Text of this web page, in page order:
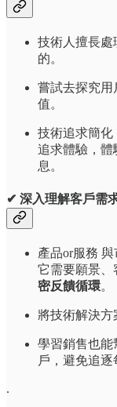
技術人擅長處
的。
嘗試去探究用
值。
技術追求簡化
追求體驗，體
息。
✔ 深入理解客戶需
產品or服務
它需要願景、
密反饋循環。
將技術解決方
學習銷售也能
戶，避免追逐
.